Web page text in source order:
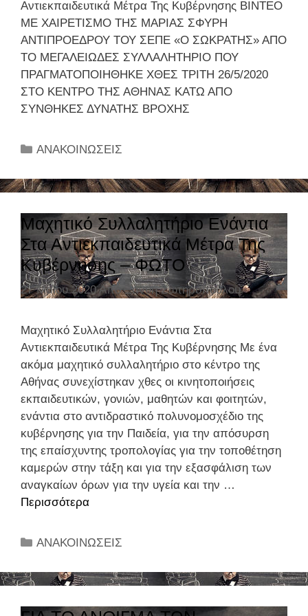
π
α
ρ
θ
ο
ύ
ρ
γ
ι
α
τ
η
ν
γ
ι
ε
ι
ν
ή
κ
α
ι
α
α
Αντιεκπαιδευτικά Μέτρα Της Κυβέρνησης ΒΙΝΤΕΟ
ΜΕ ΧΑΙΡΕΤΙΣΜΟ ΤΗΣ ΜΑΡΙΑΣ ΣΦΥΡΗ
ΑΝΤΙΠΡΟΕΔΡΟΥ ΤΟΥ ΣΕΠΕ «Ο ΣΩΚΡΑΤΗΣ» ΑΠΟ
ΤΟ ΜΕΓΑΛΕΙΩΔΕΣ ΣΥΛΛΑΛΗΤΗΡΙΟ ΠΟΥ
ΠΡΑΓΜΑΤΟΠΟΙΗΘΗΚΕ ΧΘΕΣ ΤΡΙΤΗ 26/5/2020
ΣΤΟ ΚΕΝΤΡΟ ΤΗΣ ΑΘΗΝΑΣ ΚΑΤΩ ΑΠΟ
ΣΥΝΘΗΚΕΣ ΔΥΝΑΤΗΣ ΒΡΟΧΗΣ
Κ
τ
γ
ρ
ί
ε
ΑΝΑΚΟΙΝΩΣΕΙΣ
Μαχητικό Συλλαλητήριο Ενάντια
Στα Αντιεκπαιδευτικά Μέτρα Της
Κυβέρνησης – ΦΩΤΟ
27 Μαΐου 2020 ΑπόΞανθή Σωτηροπούλου
Μαχητικό Συλλαλητήριο Ενάντια Στα
Αντιεκπαιδευτικά Μέτρα Της Κυβέρνησης Με ένα
ακόμα μαχητικό συλλαλητήριο στο κέντρο της
Αθήνας συνεχίστηκαν χθες οι κινητοποιήσεις
εκπαιδευτικών, γονιών, μαθητών και φοιτητών,
ενάντια στο αντιδραστικό πολυνομοσχέδιο της
κυβέρνησης για την Παιδεία, για την απόσυρση
της επαίσχυντης τροπολογίας για την τοποθέτηση
καμερών στην τάξη και για την εξασφάλιση των
αναγκαίων όρων για την υγεία και την …
Περισσότερα
χ
τ
ι
κ
Κ
γ
ΑΝΑΚΟΙΝΩΣΕΙΣ